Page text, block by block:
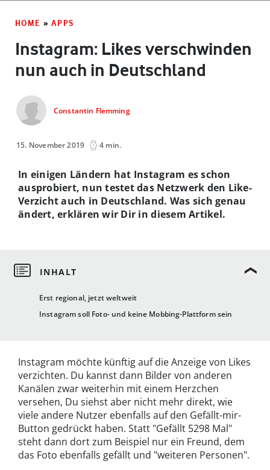
HOME » APPS
Instagram: Likes verschwinden
nun auch in Deutschland
Constantin Flemming
15. November 2019 4 min.
Erst regional, jetzt weltweit
Instagram soll Foto- und keine Mobbing-Plattform sein
In einigen Ländern hat Instagram es schon
ausprobiert, nun testet das Netzwerk den Like-
Verzicht auch in Deutschland. Was sich genau
ändert, erklären wir Dir in diesem Artikel.
Instagram möchte künftig auf die Anzeige von Likes
verzichten. Du kannst dann Bilder von anderen
Kanälen zwar weiterhin mit einem Herzchen
versehen, Du siehst aber nicht mehr direkt, wie
viele andere Nutzer ebenfalls auf den Gefällt-mir-
Button gedrückt haben. Statt "Gefällt 5298 Mal"
steht dann dort zum Beispiel nur ein Freund, dem
das Foto ebenfalls gefällt und "weiteren Personen".